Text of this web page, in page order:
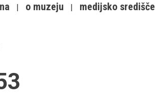
o muzeju medijsko središče